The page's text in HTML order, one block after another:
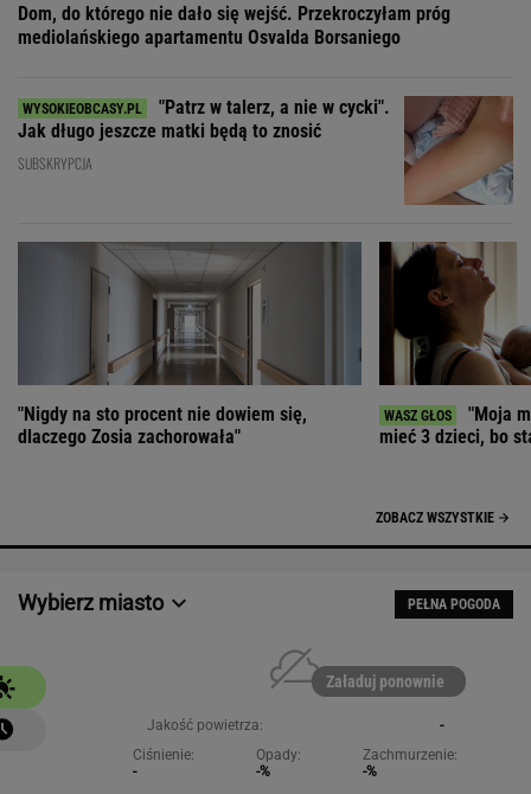
Dom, do którego nie dało się wejść. Przekroczyłam próg
mediolańskiego apartamentu Osvalda Borsaniego
"Patrz w talerz, a nie w cycki".
Jak długo jeszcze matki będą to znosić
SUBSKRYPCJA
"Nigdy na sto procent nie dowiem się,
dlaczego Zosia zachorowała"
"Moja
mieć 3 dzieci, bo
ZOBACZ WSZYSTKIE
Wybierz miasto PEŁNA POGODA
Załaduj ponownie
Jakość powietrza:
-
Ciśnienie:
-
Opady:
-%
Zachmurzenie:
-%